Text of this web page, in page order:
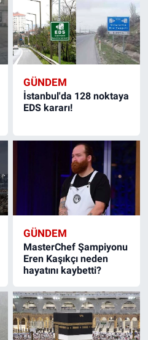
GÜNDEM
İstanbul'da 128 noktaya
EDS kararı!
GÜNDEM
MasterChef Şampiyonu
Eren Kaşıkçı neden
hayatını kaybetti?